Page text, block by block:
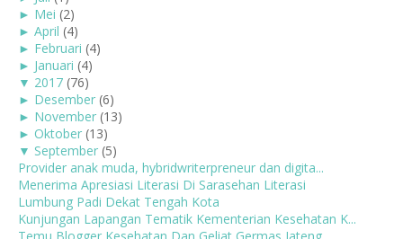
► Mei (2)
► April (4)
► Februari (4)
► Januari (4)
▼ 2017 (76)
► Desember (6)
► November (13)
► Oktober (13)
▼ September (5)
Provider anak muda, hybridwriterpreneur dan digita...
Menerima Apresiasi Literasi Di Sarasehan Literasi
Lumbung Padi Dekat Tengah Kota
Kunjungan Lapangan Tematik Kementerian Kesehatan K...